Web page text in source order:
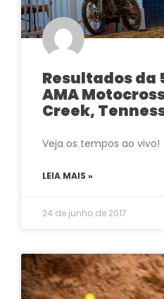
Resultados da
AMA
Creek,
Veja os tempos ao vivo!
LEIA MAIS »
24 de junho de 2017